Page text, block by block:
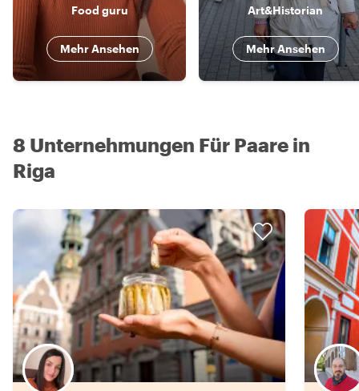
Food guru
Mehr Ansehen
Art&Historian
Mehr Ansehen
8 Unternehmungen Für Paare in
Riga
Wähle deinen Lieblingsgastgeber